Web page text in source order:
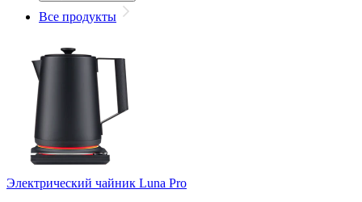
Все продукты
Электрический чайник Luna Pro